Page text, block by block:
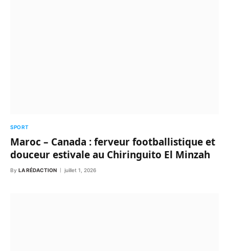
SPORT
Maroc – Canada : ferveur footballistique et
douceur estivale au Chiringuito El Minzah
By LA RÉDACTION juillet 1, 2026